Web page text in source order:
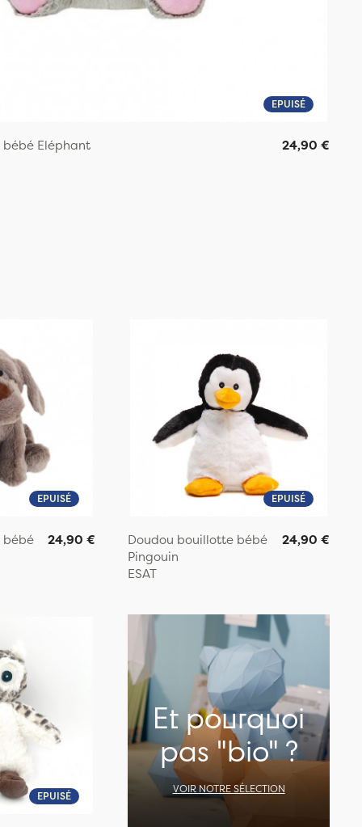
EPUISÉ
Eléphant 24,90 €
EPUISÉ
24,90 €
EPUISÉ
Doudou bouillotte bébé
Pingouin
ESAT
24,90 €
EPUISÉ
Et pourquoi
pas "bio" ?
VOIR NOTRE SÉLECTION